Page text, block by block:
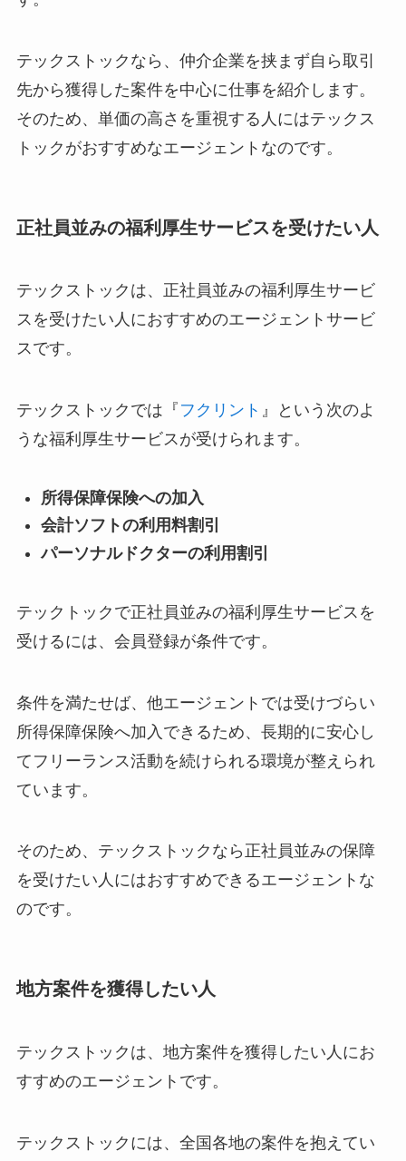
テックストックなら、仲介企業を挟まず自ら取引
先から獲得した案件を中心に仕事を紹介します。
そのため、単価の高さを重視する人にはテックス
トックがおすすめなエージェントなのです。
正社員並みの福利厚生サービスを受けたい人
テックストックは、正社員並みの福利厚生サービ
スを受けたい人におすすめのエージェントサービ
スです。
テックストックでは『 フクリント 』という次のよ
うな福利厚生サービスが受けられます。
所得保障保険への加入
会計ソフトの利用料割引
パーソナルドクターの利用割引
テックトックで正社員並みの福利厚生サービスを
受けるには、会員登録が条件です。
条件を満たせば、他エージェントでは受けづらい
所得保障保険へ加入できるため、長期的に安心し
てフリーランス活動を続けられる環境が整えられ
ています。
そのため、テックストックなら正社員並みの保障
を受けたい人にはおすすめできるエージェントな
のです。
地方案件を獲得したい人
テックストックは、地方案件を獲得したい人にお
すすめのエージェントです。
テックストックには、全国各地の案件を抱えてい